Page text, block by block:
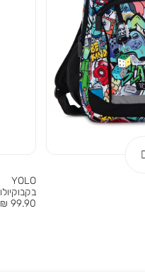
YOLO
בקבוקיולו 500 מ”ל קיר גרפיטי
מחיר
99.90 ₪